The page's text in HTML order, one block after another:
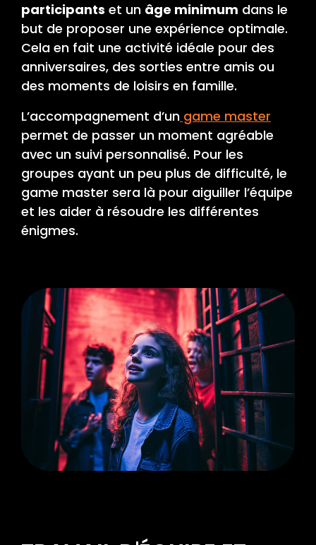
participants et un âge minimum dans le
but de proposer une expérience optimale.
Cela en fait une activité idéale pour des
anniversaires, des sorties entre amis ou
des moments de loisirs en famille.
L’accompagnement d’un game master
permet de passer un moment agréable
avec un suivi personnalisé. Pour les
groupes ayant un peu plus de difficulté, le
game master sera là pour aiguiller l’équipe
et les aider à résoudre les différentes
énigmes.